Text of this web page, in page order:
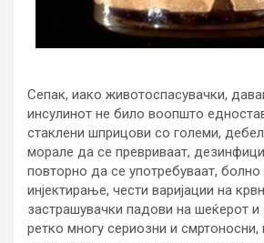
Сепак, иако животоспасувачки,
инсулинот не било воопшто
стаклени шприцови со големи,
морале да се превриваат,
повторно да се употребуваат, болно
инјектирање, чести варијации на
застрашувачки падови на шеќерот
ретко многу сериозни и смртоносни,